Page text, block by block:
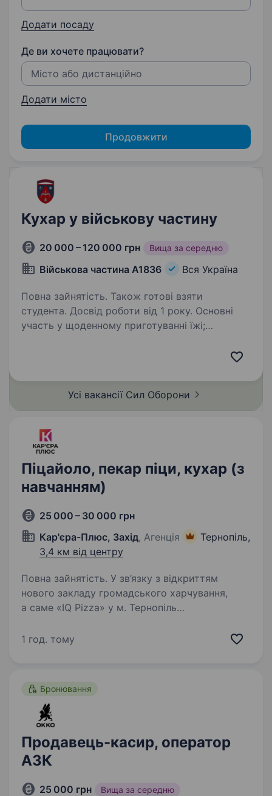
Додати посаду
Де ви хочете працювати?
Додати місто
Продовжити
Кухар у військову частину
20 000 – 120 000 грн Вища за середню
Військова частина А1836 Вся Україна
Повна зайнятість. Також готові взяти
студента. Досвід роботи від 1 року. Основні
участь у щоденному приготуванні їжі;
Вимоги: вік від 18 до 50 років, без вимог…
Усі вакансії Сил Оборони
Піцайоло, пекар піци, кухар (з
навчанням)
25 000 – 30 000 грн
Кар'єра-Плюс, Захід, Агенція
Тернопіль,
3,4 км від центру
Повна зайнятість. У зв’язку з відкриттям
нового закладу громадського харчування,
а саме «IQ Pizza» у м. Тернопіль
кухарів. Досвід не потрібен — усе покажемо,
1 год. тому
Бронювання
Продавець-касир, оператор
АЗК
25 000 грн Вища за середню